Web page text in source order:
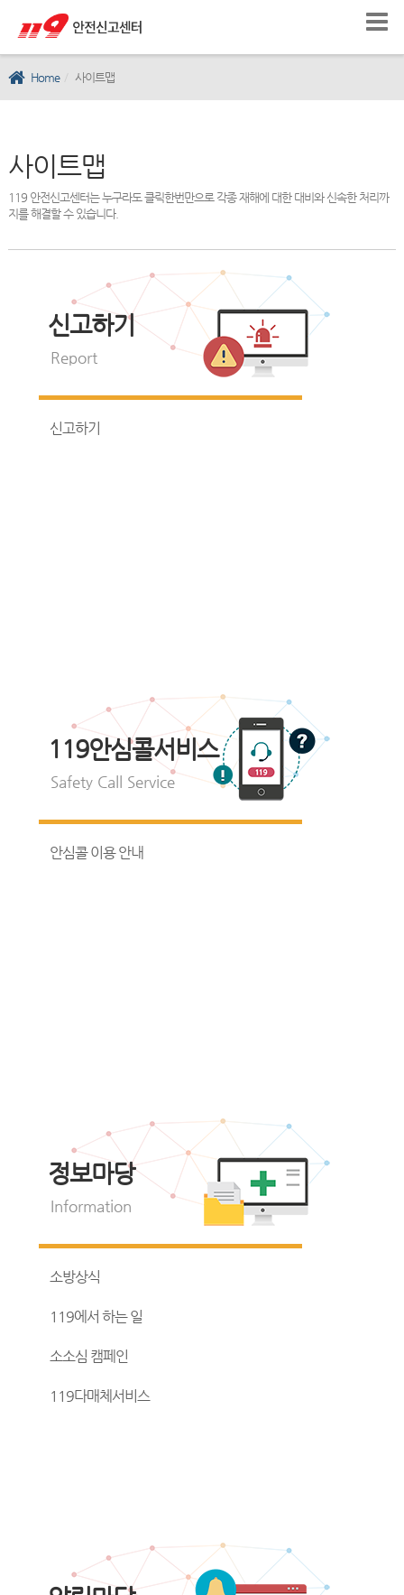
Home 사이트맵
사이트맵
119 안전신고센터는 누구라도 클릭한번만으로 각종 재해에 대한 대비와 신속한 처리까
지를 해결할 수 있습니다.
신고하기
Report
신고하기
119안심콜서비스
Safety Call Service
안심콜 이용 안내
정보마당
Information
소방상식
119에서 하는 일
소소심 캠페인
119다매체서비스